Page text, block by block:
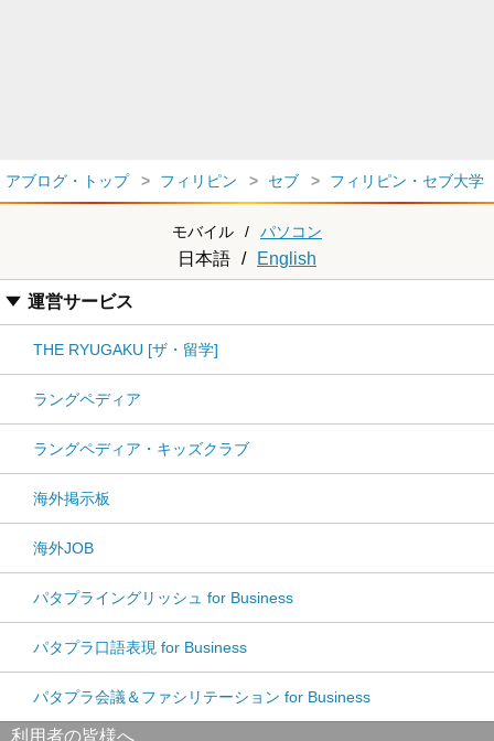
アブログ・トップ フィリピン セブ フィリピン・セブ大学
モバイル / パソコン
日本語 / English
運営サービス
THE RYUGAKU [ザ・留学]
ラングペディア
ラングペディア・キッズクラブ
海外掲示板
海外JOB
パタプライングリッシュ for Business
パタプラ口語表現 for Business
パタプラ会議＆ファシリテーション for Business
利用者の皆様へ